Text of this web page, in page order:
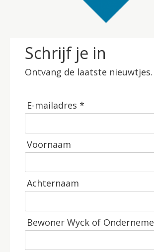
Schrijf je in
Ontvang de laatste nieuwtjes.
E-mailadres *
Voornaam
Achternaam
Bewoner Wyck of Onderneme